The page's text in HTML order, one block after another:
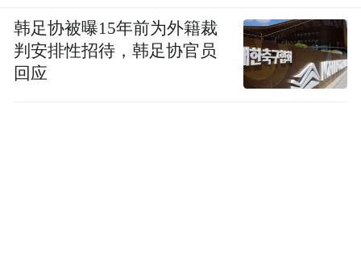
韩足协被曝15年前为外籍裁
判安排性招待，韩足协官员
回应